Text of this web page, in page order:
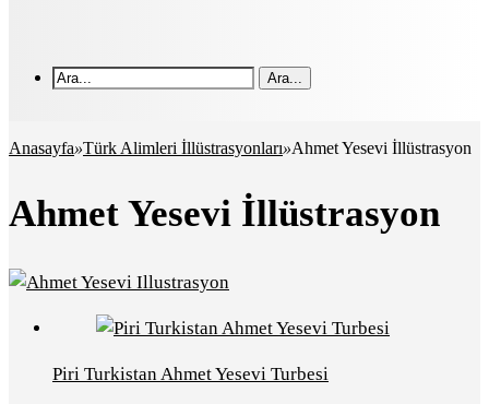
Ara...
Anasayfa»Türk Alimleri İllüstrasyonları»Ahmet Yesevi İllüstrasyon
Ahmet Yesevi İllüstrasyon
Piri Turkistan Ahmet Yesevi Turbesi